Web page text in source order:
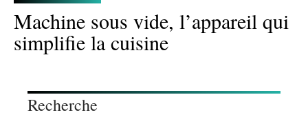
Machine sous vide, l’appareil qui
simplifie la cuisine
Recherche